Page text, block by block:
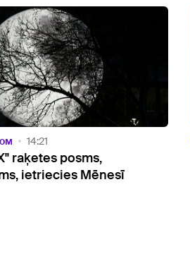
14:21
raķetes posms,
ietriecies Mēnesī